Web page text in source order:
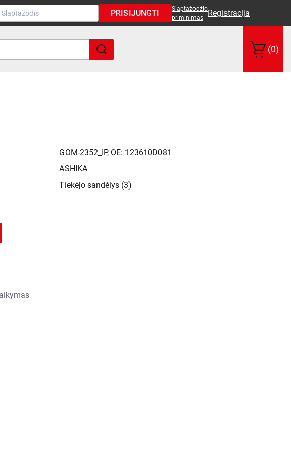
PRISIJUNGTI
Slaptažodžio
priminimas
Registracija
(0)
GOM-2352_IP, OE: 123610D081
ASHIKA
Tiekėjo sandėlys (3)